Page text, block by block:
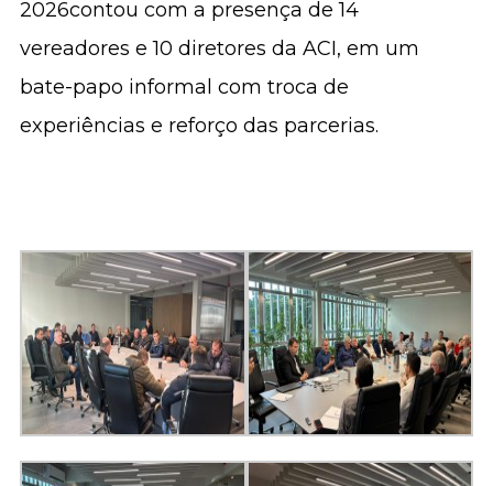
2026contou com a presença de 14
vereadores e 10 diretores da ACI, em um
bate-papo informal com troca de
experiências e reforço das parcerias.